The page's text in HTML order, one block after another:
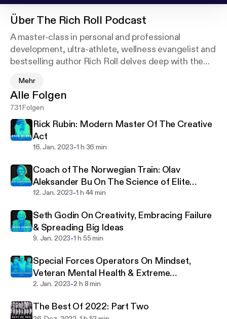
ÜberThe Rich Roll Podcast
A master-class in personal and professional
development, ultra-athlete, wellness evangelist and
bestselling author Rich Roll delves deep with the
thought leaders to educate, inspire and empower
you to unleash your best, most authentic self. More
at:https://richroll.com
Mehr
Alle Folgen
731 Folgen
Rick Rubin: Modern Master Of The Creative
Act
16. Jan. 2023-1 h 36 min
Coach of The Norwegian Train: Olav
Aleksander Bu On The Science of Elite
Performance
12. Jan. 2023-1 h 44 min
Seth Godin On Creativity, Embracing Failure
& Spreading Big Ideas
9. Jan. 2023-1 h 55 min
Special Forces Operators On Mindset,
Veteran Mental Health & Extreme
Challenges
2. Jan. 2023-2 h 8 min
The Best Of 2022: Part Two